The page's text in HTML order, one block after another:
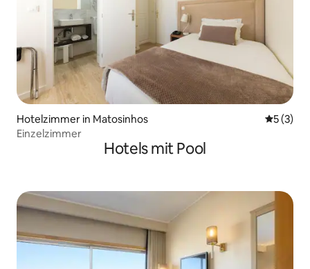
Hotelzimmer in Matosinhos
5 (3)
Einzelzimmer
Hotels mit Pool